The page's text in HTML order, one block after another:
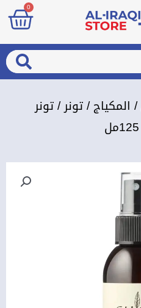
0
/ المكياج/تونر/ تونر